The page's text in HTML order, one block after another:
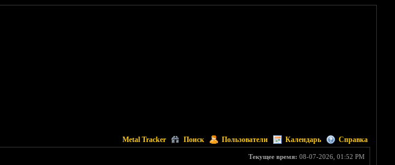
Metal Tracker Поиск Пользователи Календарь Справка
Текущее время: 08-07-2026, 01:52 PM